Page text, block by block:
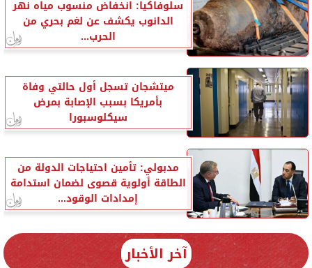
سلوفاكيا: انخفاض منسوب مياه نهر
الدانوب يكشف عن لغم بحري من
الحرب...
ميتشجان تسجل أول حالتي وفاة
بأمريكا بسبب الإصابة بمرض
سيكلوسبورا
مدبولي: تأمين احتياجات الدولة من
الطاقة أولوية قصوى لضمان استدامة
إمدادات الوقود...
آخر الأخبار